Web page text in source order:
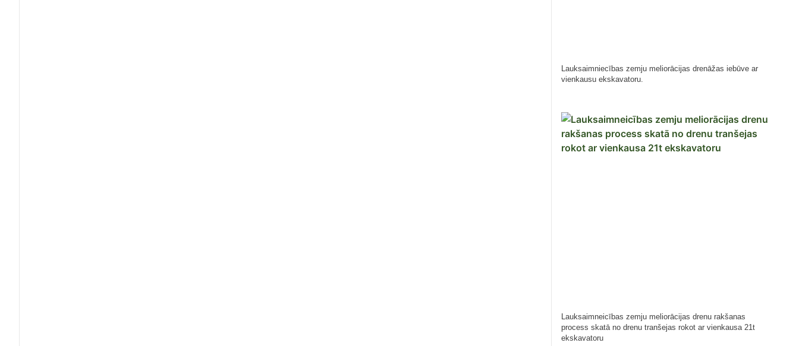
Lauksaimniecības zemju meliorācijas drenāžas iebūve ar
vienkausu ekskavatoru.
Lauksaimneicības zemju meliorācijas drenu rakšanas
process skatā no drenu tranšejas rokot ar vienkausa 21t
ekskavatoru